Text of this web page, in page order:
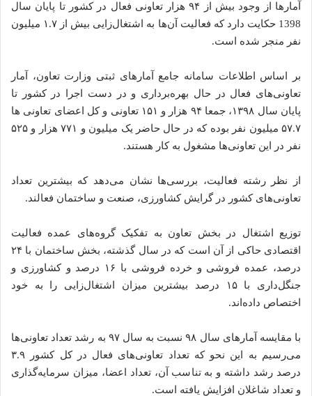
آمارها از وجود بیش از ۹۴ هزار تعاونی فعال در کشور تا پایان سال
1398 حکایت دارد که فعالیت آن‌ها به اشتغال‌زایی بیش از ۱.۷ میلیون
نفر منجر شده است.
بر اساس اطلاعات سامانه جامع آمارهای ثبتی وزارت تعاون، آمار
تعاونی‌های فعال در حال بهره‌برداری و در دست اجرا در کشور تا
پایان سال ۱۳۹۸، جمعا ۹۴ هزار و ۱۵۱ تعاونی و کل اعضای تعاونی ها
۵۷.۷ میلیون نفر بوده که در حال حاضر یک میلیون و ۷۷۱ هزار و ۵۲۵
نفر در این تعاونی‌ها مشغول به کار هستند.
از نظر رشته فعالیت، بررسی‌ها نشان می‌دهد که بیشترین تعداد
تعاونی‌های کشور در گرایش کشاورزی، صنعت و ساختمان فعالند.
توزیع اشتغال در بخش تعاون به تفکیک گروه‌های عمده فعالیت
اقتصادی حاکی از آن است که در سال گذشته، بخش ساختمان با ۲۴
درصد، عمده فروشی و خرده فروشی با ۱۶ درصد و کشاورزی و
جنگل‌داری با ۱۵ درصد بیشترین میزان اشتغال‌زایی را به خود
اختصاص داده‌اند.
با مقایسه آمارهای سال ۹۸ نسبت به سال ۹۷ به رشد تعداد تعاونی‌ها
می‌رسیم به این نحو که تعداد تعاونی‌های فعال در کل کشور ۳.۹
درصد رشد داشته و به تناسب آن، تعداد اعضا، میزان سرمایه‌گذاری
و تعداد شاغلان افزایش یافته است.